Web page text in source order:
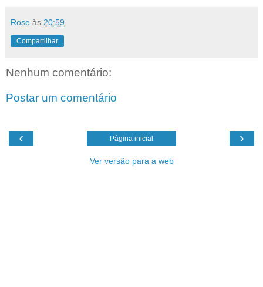
Rose às 20:59
Compartilhar
Nenhum comentário:
Postar um comentário
‹ ›
Página inicial
Ver versão para a web